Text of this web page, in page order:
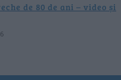
de 80 de ani – video și